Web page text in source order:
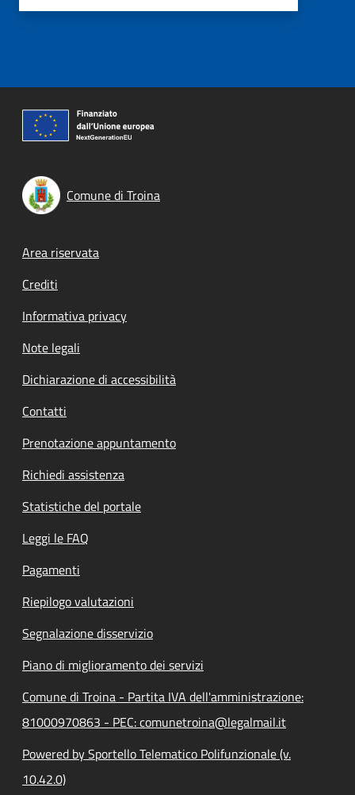
Comune di Troina
Footer menu
Area riservata
Crediti
Informativa privacy
Note legali
Dichiarazione di accessibilità
Contatti
Prenotazione appuntamento
Richiedi assistenza
Statistiche del portale
Leggi le FAQ
Pagamenti
Riepilogo valutazioni
Segnalazione disservizio
Piano di miglioramento dei servizi
Comune di Troina - Partita IVA dell'amministrazione:
81000970863 - PEC: comunetroina@legalmail.it
Powered by Sportello Telematico Polifunzionale (v.
10.42.0)